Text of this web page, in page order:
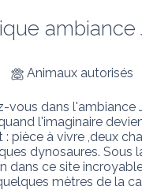
ambiance
Animaux autorisés
vous dans
l'imaginaire
pièce à vivre ,deux
dynosaures.
dans ce site
mètres de la